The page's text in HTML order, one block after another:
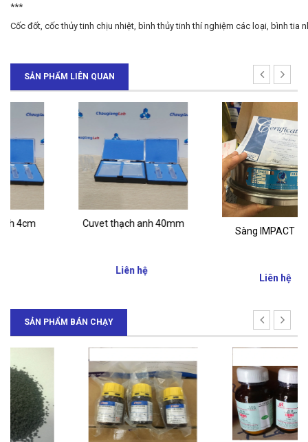
***
Cốc đốt, cốc thủy tinh chịu nhiệt, bình thủy tinh thí nghiệm các loại, bình tia
SẢN PHẨM LIÊN QUAN
Cuvet thạch anh 40mm
Sàng IMPACT -Anh
SẢN PHẨM BÁN CHẠY